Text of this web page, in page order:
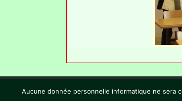
Mentions légales
Aucune donnée personnelle informatique ne sera